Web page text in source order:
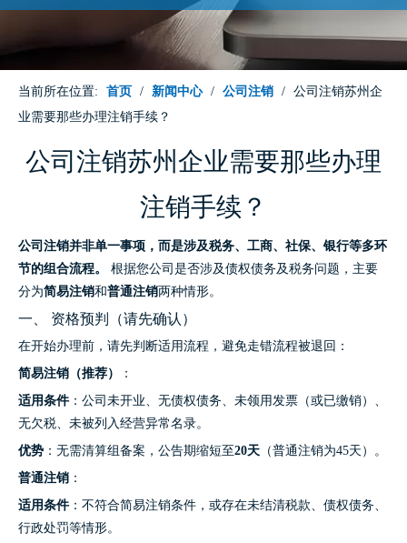
当前所在位置: 首页 / 新闻中心 / 公司注销 / 公司注销苏州企
业需要那些办理注销手续？
公司注销苏州企业需要那些办理
注销手续？
公司注销并非单一事项，而是涉及税务、工商、社保、银行等多环
节的组合流程。
根据您公司是否涉及债权债务及税务问题，主要
分为简易注销和普通注销两种情形。
一、 资格预判（请先确认）
在开始办理前，请先判断适用流程，避免走错流程被退回：
简易注销（推荐）
：
适用条件：公司未开业、无债权债务、未领用发票（或已缴销）、
无欠税、未被列入经营异常名录。
优势 ：无需清算组备案，公告期缩短至20天 （普通注销为45天）。
普通注销 ：
适用条件：不符合简易注销条件，或存在未结清税款、债权债务、
行政处罚等情形。